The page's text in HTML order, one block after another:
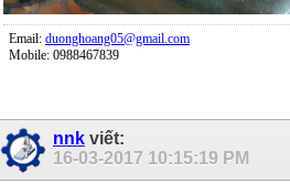
Email: duonghoang05@gmail.com
Mobile: 0988467839
nnk viết:
16-03-2017 10:15:19 PM